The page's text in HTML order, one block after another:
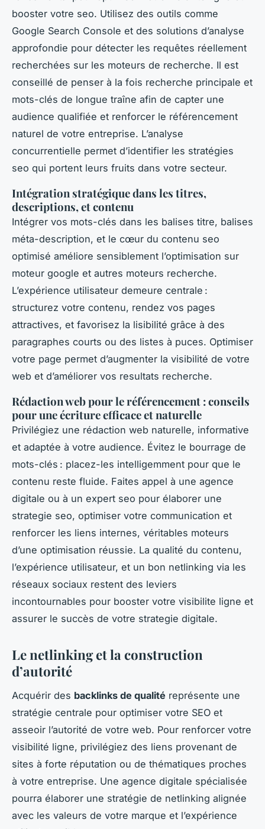
booster votre seo. Utilisez des outils comme
Google Search Console et des solutions d’analyse
approfondie pour détecter les requêtes réellement
recherchées sur les moteurs de recherche. Il est
conseillé de penser à la fois recherche principale et
mots-clés de longue traîne afin de capter une
audience qualifiée et renforcer le référencement
naturel de votre entreprise. L’analyse
concurrentielle permet d’identifier les stratégies
seo qui portent leurs fruits dans votre secteur.
Intégration stratégique dans les titres,
descriptions, et contenu
Intégrer vos mots-clés dans les balises titre, balises
méta-description, et le cœur du contenu seo
optimisé améliore sensiblement l’optimisation sur
moteur google et autres moteurs recherche.
L’expérience utilisateur demeure centrale :
structurez votre contenu, rendez vos pages
attractives, et favorisez la lisibilité grâce à des
paragraphes courts ou des listes à puces. Optimiser
votre page permet d’augmenter la visibilité de votre
web et d’améliorer vos resultats recherche.
Rédaction web pour le référencement : conseils
pour une écriture efficace et naturelle
Privilégiez une rédaction web naturelle, informative
et adaptée à votre audience. Évitez le bourrage de
mots-clés : placez-les intelligemment pour que le
contenu reste fluide. Faites appel à une agence
digitale ou à un expert seo pour élaborer une
strategie seo, optimiser votre communication et
renforcer les liens internes, véritables moteurs
d’une optimisation réussie. La qualité du contenu,
l’expérience utilisateur, et un bon netlinking via les
réseaux sociaux restent des leviers
incontournables pour booster votre visibilite ligne et
assurer le succès de votre strategie digitale.
Le netlinking et la construction
d’autorité
Acquérir des backlinks de qualité représente une
stratégie centrale pour optimiser votre SEO et
asseoir l’autorité de votre web. Pour renforcer votre
visibilité ligne, privilégiez des liens provenant de
sites à forte réputation ou de thématiques proches
à votre entreprise. Une agence digitale spécialisée
pourra élaborer une stratégie de netlinking alignée
avec les valeurs de votre marque et l’expérience